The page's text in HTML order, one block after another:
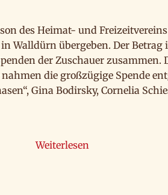
des Heimat- und
Walldürn übergeben. Der Betrag
der Zuschauer zusammen.
die großzügige Spende
Gina Bodirsky, Cornelia
Weiterlesen